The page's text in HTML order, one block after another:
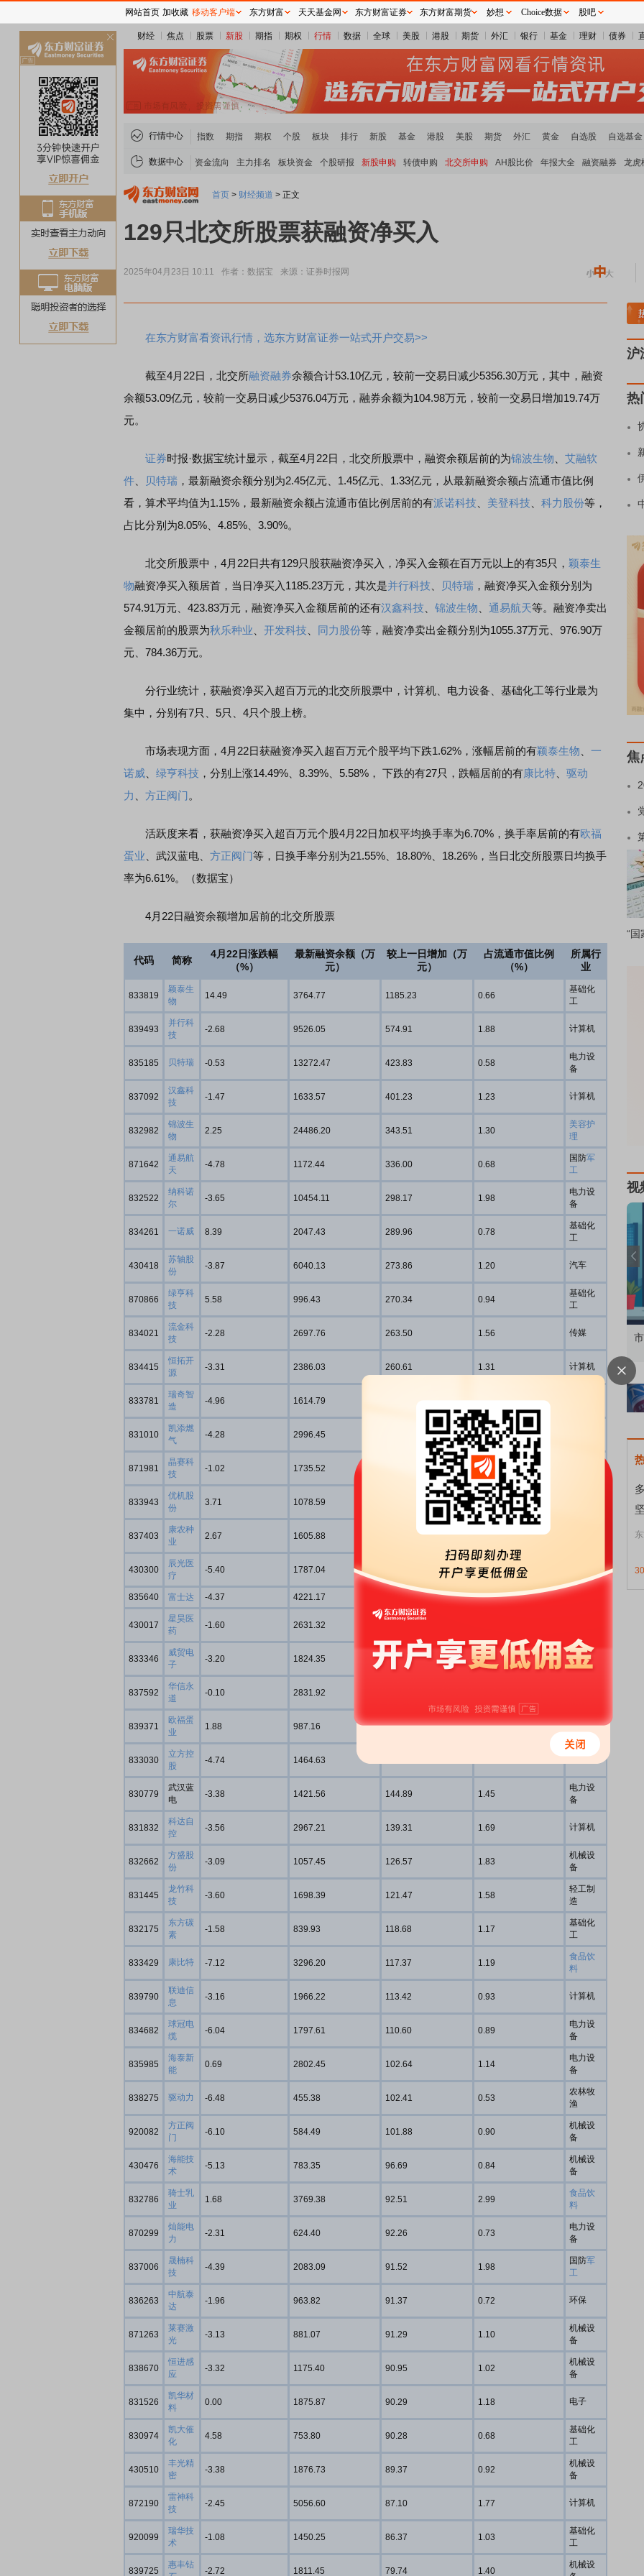
财经 焦点 股票 新股 期指 期权 行情 数据 全球 美股 港股 期货 外汇 银行 基金 理财 债券
行情中心 指数 期指 期权 个股 板块 排行 新股 基金 港股 美股 期货 外汇 黄金 自选股 自选基金
数据中心 资金流向 主力排名 板块资金 个股研报 新股申购 转债申购 北交所申购 AH股比价 年报大全 融资融券 龙虎
首页 > 财经频道 > 正文
129只北交所股票获融资净买入
2025年04月23日 10:11 作者：数据宝 来源：证券时报网
在东方财富看资讯行情，选东方财富证券一站式开户交易>>
截至4月22日，北交所融资融券余额合计53.10亿元，较前一交易日减少5356.30万元，其中，融资
余额53.09亿元，较前一交易日减少5376.04万元，融券余额为104.98万元，较前一交易日增加19.74万
元。
证券时报·数据宝统计显示，截至4月22日，北交所股票中，融资余额居前的为锦波生物
艾融软
件
贝特瑞 ，最新融资余额分别为2.45亿元、1.45亿元、1.33亿元，从最新融资余额占流通市值比例
看，算术平均值为1.15%，最新融资余额占流通市值比例居前的有派诺科技 美登科技 科力股份等，
占比分别为8.05%、4.85%、3.90%。
北交所股票中，4月22日共有129只股获融资净买入，净买入金额在百万元以上的有35只， 颖泰生
物融资净买入额居首，当日净买入1185.23万元，其次是并行科技 贝特瑞 ，融资净买入金额分别为
574.91万元、423.83万元，融资净买入金额居前的还有汉鑫科技 锦波生物 通易航天等。融资净卖出
金额居前的股票为秋乐种业 开发科技 同力股份等，融资净卖出金额分别为1055.37万元、976.90万
元、784.36万元。
分行业统计，获融资净买入超百万元的北交所股票中，计算机、电力设备、基础化工等行业最为
集中，分别有7只、5只、4只个股上榜。
市场表现方面，4月22日获融资净买入超百万元个股平均下跌1.62%，涨幅居前的有颖泰生物
一
诺威
绿亨科技 ，分别上涨14.49%、8.39%、5.58%， 下跌的有27只，跌幅居前的有康比特
驱动
力
方正阀门。
活跃度来看，获融资净买入超百万元个股4月22日加权平均换手率为6.70%，换手率居前的有欧福
蛋业 、武汉蓝电、 方正阀门等，日换手率分别为21.55%、18.80%、18.26%，当日北交所股票日均换手
率为6.61%。（数据宝）
4月22日融资余额增加居前的北交所股票
代码 简称
4月22日涨跌幅
（%）
最新融资余额（万
元）
较上一日增加（万
元）
占流通市值比例
（%）
所属行
业
833819
颖泰生
物
14.49 3764.77 1185.23 0.66
基础化
工
839493
并行科
技
-2.68 9526.05 574.91 1.88 计算机
835185 贝特瑞 -0.53 13272.47 423.83 0.58
电力设
备
837092
汉鑫科
技
-1.47 1633.57 401.23 1.23 计算机
832982
锦波生
物
2.25 24486.20 343.51 1.30
美容护
理
871642
通易航
天
-4.78 1172.44 336.00 0.68
国防军
工
832522
纳科诺
尔
-3.65 10454.11 298.17 1.98
电力设
备
834261 一诺威 8.39 2047.43 289.96 0.78
基础化
工
430418
苏轴股
份
-3.87 6040.13 273.86 1.20 汽车
870866
绿亨科
技
5.58 996.43 270.34 0.94
基础化
工
834021
流金科
技
-2.28 2697.76 263.50 1.56 传媒
834415
恒拓开
源
-3.31 2386.03 260.61 1.31 计算机
833781
瑞奇智
造
-4.96 1614.79 1.46
831010
凯添燃
气
-4.28 2996.45 1.29
871981
晶赛科
技
-1.02 1735.52 1.23
833943
优机股
份
3.71 1078.59 1.17
837403
康农种
业
2.67 1605.88 1.05
430300
辰光医
疗
-5.40 1787.04 1.55
835640 富士达 -4.37 4221.17 181.90 0.84
430017
星昊医
药
-1.60 2631.32
833346
威贸电
子
-3.20 1824.35 174.63 1.57 电子
837592
华信永
道
-0.10 2831.92
839371
欧福蛋
业
1.88 987.16 160.21 1.30
农林牧
渔
833030
立方控
股
-4.74 1464.63
830779
武汉蓝
电
-3.38 1421.56 144.89 1.45
电力设
备
831832
科达自
控
-3.56 2967.21 139.31 1.69 计算机
832662
方盛股
份
-3.09 1057.45 126.57 1.83
机械设
备
831445
龙竹科
技
-3.60 1698.39 121.47 1.58
轻工制
造
832175
东方碳
素
-1.58 839.93 118.68 1.17
基础化
工
833429 康比特 -7.12 3296.20 117.37 1.19
食品饮
料
839790
联迪信
息
-3.16 1966.22 113.42 0.93 计算机
834682
球冠电
缆
-6.04 1797.61 110.60 0.89
电力设
备
835985
海泰新
能
0.69 2802.45 102.64 1.14
电力设
备
838275 驱动力 -6.48 455.38 102.41 0.53
农林牧
渔
920082
方正阀
门
-6.10 584.49 101.88 0.90
机械设
备
430476
海能技
术
-5.13 783.35 96.69 0.84
机械设
备
832786
骑士乳
业
1.68 3769.38 92.51 2.99
食品饮
料
870299
灿能电
力
-2.31 624.40 92.26 0.73
电力设
备
837006
晟楠科
技
-4.39 2083.09 91.52 1.98
国防军
工
836263
中航泰
达
-1.96 963.82 91.37 0.72 环保
871263
莱赛激
光
-3.13 881.07 91.29 1.10
机械设
备
838670
恒进感
应
-3.32 1175.40 90.95 1.02
机械设
备
831526
凯华材
料
0.00 1875.87 90.29 1.18 电子
830974
凯大催
化
4.58 753.80 90.28 0.68
基础化
工
430510
丰光精
密
-3.38 1876.73 89.37 0.92
机械设
备
872190
雷神科
技
-2.45 5056.60 87.10 1.77 计算机
920099
瑞华技
术
-1.08 1450.25 86.37 1.03
基础化
工
839725
惠丰钻
-2.72 1811.45 79.74 1.40
机械设
重要机
沪
热
焦
“国
视
知识通识：从基础认知到特色品种 了解北交所知识 做理性投资者 市价委托那么多种，究竟怎么用？
网站首页 加收藏 移动客户端 东方财富 天天基金网 东方财富证券 东方财富期货 妙想 Choice数据 股吧
关